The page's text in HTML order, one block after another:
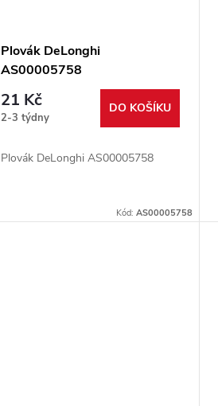
Plovák DeLonghi
AS00005758
21 Kč
2-3 týdny
DO KOŠÍKU
Plovák DeLonghi AS00005758
Kód:AS00005758